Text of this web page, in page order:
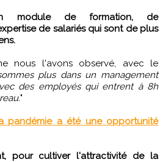
module de formation, de
de salariés qui sont de plus
nous l'avons observé, avec le
plus dans un management
des employés qui entrent à 8h
"
pandémie a été une opportunité
pour cultiver l'attractivité de la